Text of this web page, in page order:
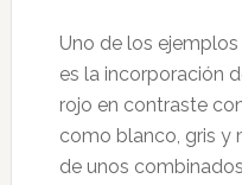
Uno de los
es la incorporación
rojo en contraste
como blanco, gris y
de unos